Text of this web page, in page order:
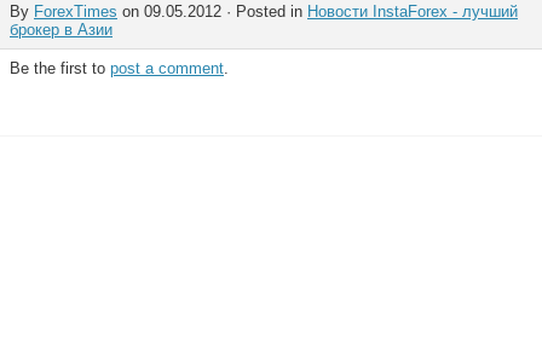
By ForexTimes on 09.05.2012 · Posted in Новости InstaForex - лучший
брокер в Азии
Be the first to post a comment